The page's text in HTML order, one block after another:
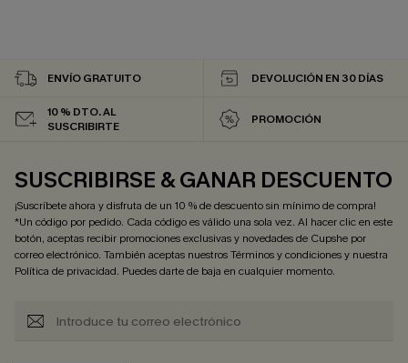
ENVÍO GRATUITO DEVOLUCIÓN EN 30 DÍAS
10 % DTO. AL
SUSCRIBIRTE
PROMOCIÓN
SUSCRIBIRSE & GANAR DESCUENTO
¡Suscríbete ahora y disfruta de un 10 % de descuento sin mínimo de compra!
*Un código por pedido. Cada código es válido una sola vez. Al hacer clic en este
botón, aceptas recibir promociones exclusivas y novedades de Cupshe por
correo electrónico. También aceptas nuestrosTérminos y condicionesy nuestra
Política de privacidad. Puedes darte de baja en cualquier momento.